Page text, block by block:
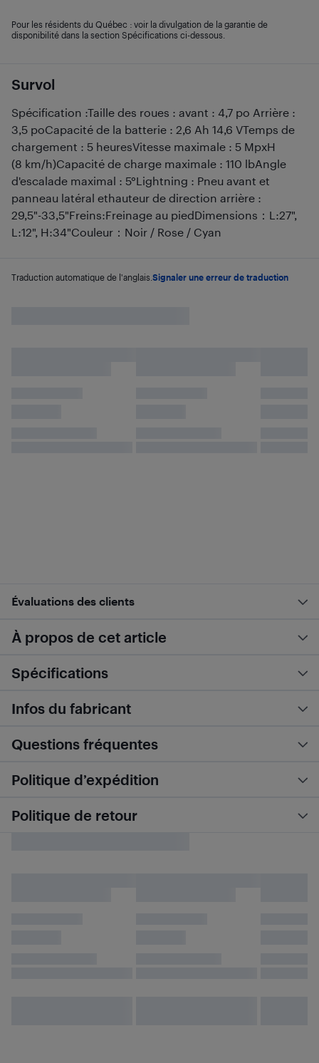
Survol
Spécification :Taille des roues : avant : 4,7 po Arrière :
3,5 poCapacité de la batterie : 2,6 Ah 14,6 VTemps de
chargement : 5 heuresVitesse maximale : 5 MpxH
(8 km/h)Capacité de charge maximale : 110 lbAngle
d'escalade maximal : 5°Lightning : Pneu avant et
panneau latéral ethauteur de direction arrière :
29,5"-33,5"Freins:Freinage au piedDimensions：L:27",
L:12", H:34"Couleur：Noir / Rose / Cyan
Traduction automatique de l'anglais. Signaler une erreur de traduction
Pour les résidents du Québec : voir la divulgation de la garantie de
disponibilité dans la section Spécifications ci-dessous.
Évaluations des clients
À propos de cet article
Spécifications
Infos du fabricant
Questions fréquentes
Politique d’expédition
Politique de retour